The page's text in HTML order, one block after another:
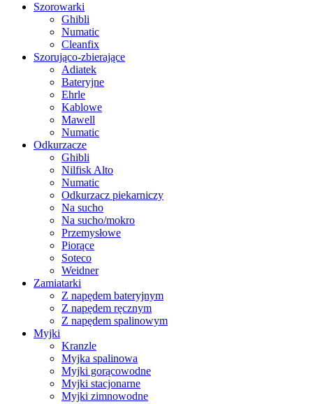
Szorowarki
Ghibli
Numatic
Cleanfix
Szorująco-zbierające
Adiatek
Bateryjne
Ehrle
Kablowe
Mawell
Numatic
Odkurzacze
Ghibli
Nilfisk Alto
Numatic
Odkurzacz piekarniczy
Na sucho
Na sucho/mokro
Przemysłowe
Piorące
Soteco
Weidner
Zamiatarki
Z napędem bateryjnym
Z napędem ręcznym
Z napędem spalinowym
Myjki
Kranzle
Myjka spalinowa
Myjki gorącowodne
Myjki stacjonarne
Myjki zimnowodne